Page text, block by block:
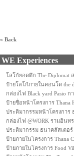
« Back
WE Experiences
โลโก้ยอดตึก The Diplomat
ป้ายโลโก้ภายในคอนโด the
กล่องไฟ Black yard Pasio
ป้ายชื่อหน้าโครงการ Thana
ประติมากรรมหน้าโครงการ
กล่องไฟ @WORK รามอินท
ประติมากรรม ธนาคลัสเตอ
ป้ายภายในโครงการ Thana
ป้ายภายในโครงการ Food